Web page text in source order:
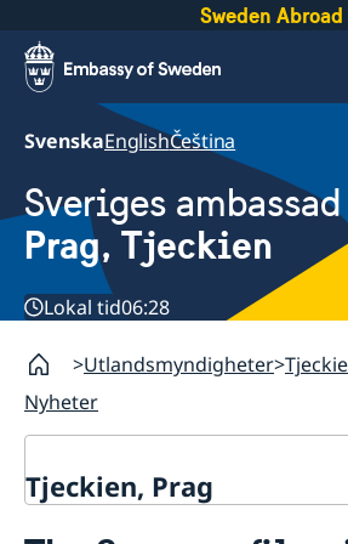
Sweden Abroad
SvenskaEnglishČeština
Sveriges ambassad
Prag, Tjeckien
Lokal tid06:28
Utlandsmyndigheter
Nyheter
Tjeckien, Prag